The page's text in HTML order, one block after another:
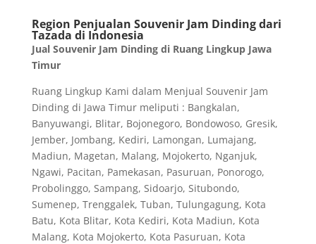
Region Penjualan Souvenir Jam Dinding dari
Tazada di Indonesia
Jual Souvenir Jam Dinding di Ruang Lingkup Jawa
Timur
Ruang Lingkup Kami dalam Menjual Souvenir Jam
Dinding di Jawa Timur meliputi : Bangkalan,
Banyuwangi, Blitar, Bojonegoro, Bondowoso, Gresik,
Jember, Jombang, Kediri, Lamongan, Lumajang,
Madiun, Magetan, Malang, Mojokerto, Nganjuk,
Ngawi, Pacitan, Pamekasan, Pasuruan, Ponorogo,
Probolinggo, Sampang, Sidoarjo, Situbondo,
Sumenep, Trenggalek, Tuban, Tulungagung, Kota
Batu, Kota Blitar, Kota Kediri, Kota Madiun, Kota
Malang, Kota Mojokerto, Kota Pasuruan, Kota